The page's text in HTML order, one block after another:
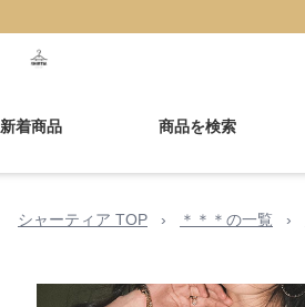
新着商品 商品を検索
シャーティア TOP › ＊＊＊の一覧 ›